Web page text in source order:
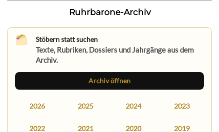
Ruhrbarone-Archiv
Stöbern statt suchen
Texte, Rubriken, Dossiers und Jahrgänge aus dem
Archiv.
Archiv öffnen
2026 2025 2024 2023
2022 2021 2020 2019